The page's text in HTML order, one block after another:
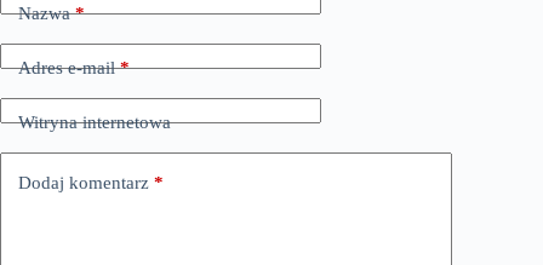
Nazwa*
Adres e-mail*
Witryna internetowa
Dodaj komentarz *